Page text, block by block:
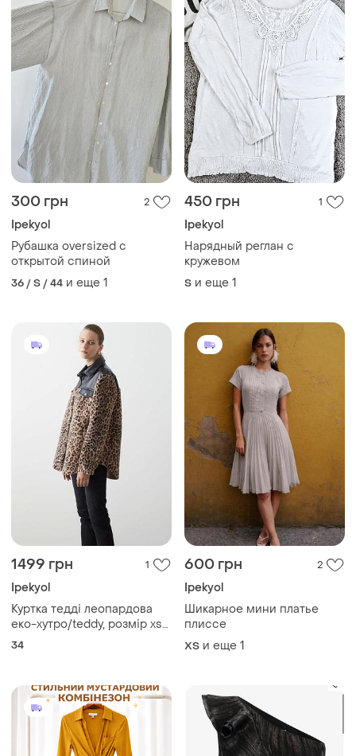
300 грн 2
Ipekyol
Рубашка oversized с
открытой спиной
36 / S / 44 и еще 1
450 грн 1
Ipekyol
Нарядный реглан с
кружевом
S и еще 1
1499 грн 1
Ipekyol
Куртка тедді леопардова
еко-хутро/teddy, розмір xs
(34), стиль zara шубка
трендова куртка, ipekyol
34
600 грн 2
Ipekyol
Шикарное мини платье
плиссе
ХS и еще 1